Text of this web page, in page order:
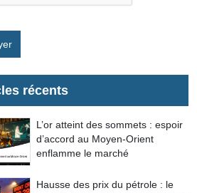
récents
L’or atteint des sommets : espoir
d’accord au Moyen-Orient
enflamme le marché
Hausse des prix du pétrole : le